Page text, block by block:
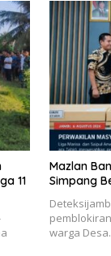
11
Mazlan
Simpang
warga